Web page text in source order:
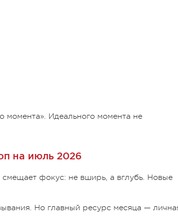
момента». Идеального момента не
на июль 2026
фокус: не вширь, а вглубь. Новые
Но главный ресурс месяца —